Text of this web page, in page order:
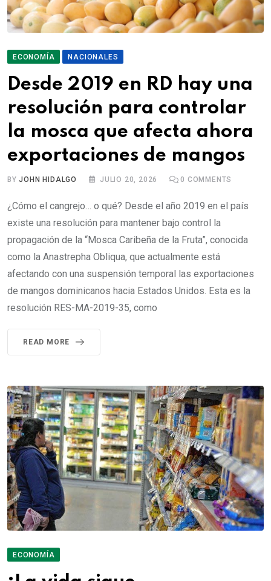
ECONOMÍA NACIONALES
Desde 2019 en RD hay una
resolución para controlar
la mosca que afecta ahora
exportaciones de mangos
BYJOHN HIDALGO JULIO 20, 2026 0 COMMENTS
¿Cómo el cangrejo… o qué? Desde el año 2019 en el país
existe una resolución para mantener bajo control la
propagación de la “Mosca Caribeña de la Fruta”, conocida
como la Anastrepha Obliqua, que actualmente está
afectando con una suspensión temporal las exportaciones
de mangos dominicanos hacia Estados Unidos. Esta es la
resolución RES-MA-2019-35, como
READ MORE
ECONOMÍA